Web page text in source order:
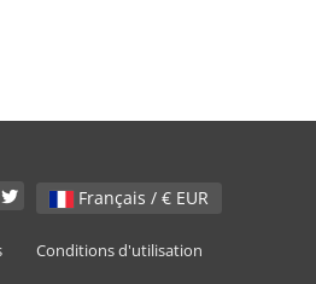
Français / € EUR
Conditions d'utilisation